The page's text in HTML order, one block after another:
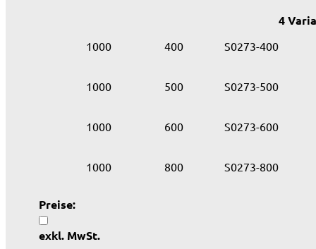
4
1000 400 S0273-400
1000 500 S0273-500
1000 600 S0273-600
1000 800 S0273-800
Preise:
exkl. MwSt.